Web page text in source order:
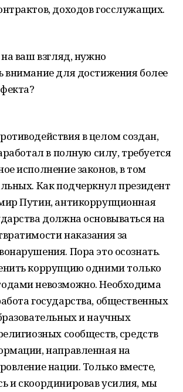
доходов госслужащих.
ваш взгляд, нужно
внимание для достижения более
в целом создан,
в полную силу, требуется
исполнение законов, в том
Как подчеркнул президент
Путин, антикоррупционная
должна основываться на
наказания за
Пора это осознать.
коррупцию одними только
невозможно. Необходима
государства, общественных
и научных
сообществ, средств
направленная на
нации. Только вместе,
и скоординировав усилия, мы